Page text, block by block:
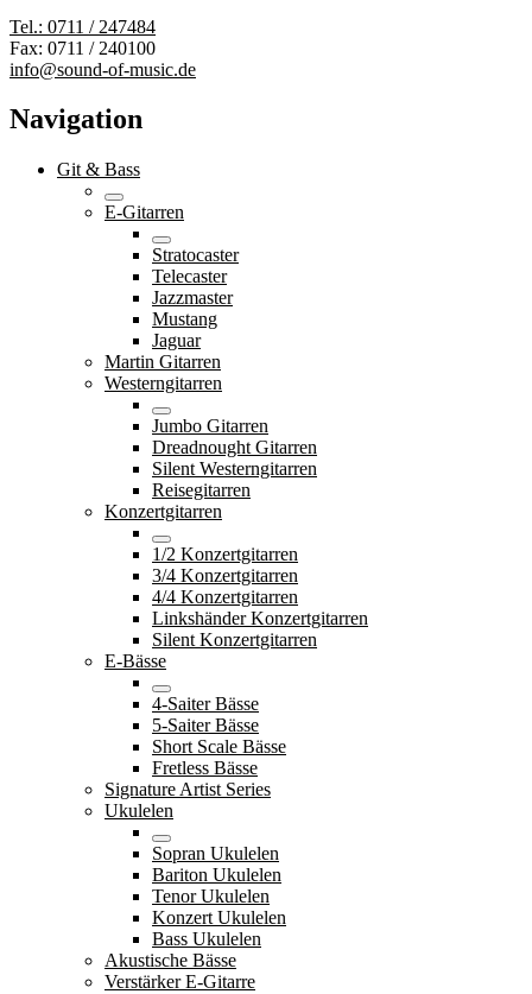
Tel.: 0711 / 247484
Fax: 0711 / 240100
info@sound-of-music.de
Navigation
Git & Bass
E-Gitarren
Stratocaster
Telecaster
Jazzmaster
Mustang
Jaguar
Martin Gitarren
Westerngitarren
Jumbo Gitarren
Dreadnought Gitarren
Silent Westerngitarren
Reisegitarren
Konzertgitarren
1/2 Konzertgitarren
3/4 Konzertgitarren
4/4 Konzertgitarren
Linkshänder Konzertgitarren
Silent Konzertgitarren
E-Bässe
4-Saiter Bässe
5-Saiter Bässe
Short Scale Bässe
Fretless Bässe
Signature Artist Series
Ukulelen
Sopran Ukulelen
Bariton Ukulelen
Tenor Ukulelen
Konzert Ukulelen
Bass Ukulelen
Akustische Bässe
Verstärker E-Gitarre